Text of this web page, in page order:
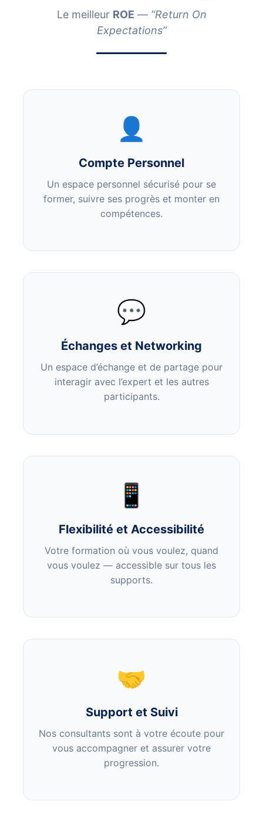
Le meilleur ROE — “Return On
Expectations”
👤
Compte Personnel
Un espace personnel sécurisé pour se
former, suivre ses progrès et monter en
compétences.
💬
Échanges et Networking
Un espace d’échange et de partage pour
interagir avec l’expert et les autres
participants.
📱
Flexibilité et Accessibilité
Votre formation où vous voulez, quand
vous voulez — accessible sur tous les
supports.
🤝
Support et Suivi
Nos consultants sont à votre écoute pour
vous accompagner et assurer votre
progression.